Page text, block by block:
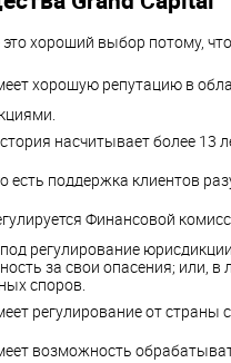
хороший выбор потому,
хорошую репутацию в
насчитывает более 13
есть поддержка клиентов
Финансовой
регулирование
за свои опасения; или,
споров.
регулирование от страны
возможность